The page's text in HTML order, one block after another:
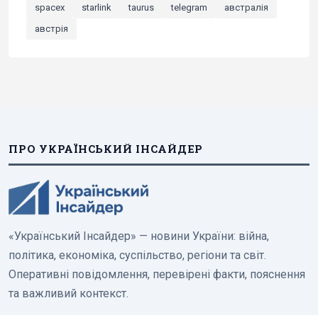
spacex
starlink taurus telegram
австралія
австрія
ПРО УКРАЇНСЬКИЙ ІНСАЙДЕР
«Український Інсайдер» — новини України: війна,
політика, економіка, суспільство, регіони та світ.
Оперативні повідомлення, перевірені факти, пояснення
та важливий контекст.